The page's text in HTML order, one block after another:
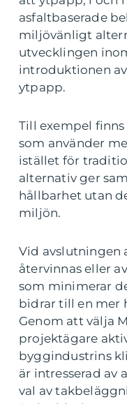
asfaltbaserade
miljövänligt
utvecklingen
introduktionen
ytpapp.
Till exempel
som använder
istället för
alternativ ger
hållbarhet utan
miljön.
Vid avslutningen
återvinnas eller
som minimerar
bidrar till en mer
Genom att välja
projektägare
byggindustrins
är intresserad av
val av